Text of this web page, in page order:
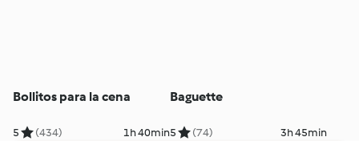
Bollitos para la cena
5 (434) 1h 40min
Baguette
5 (74) 3h 45min